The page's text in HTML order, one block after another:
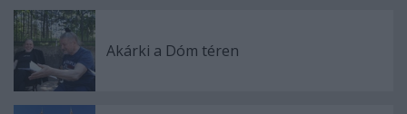
Akárki a Dóm téren